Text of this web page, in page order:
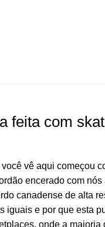
feita com
vê aqui começou
encerado com
canadense de alta
iguais e por que esta
onde a